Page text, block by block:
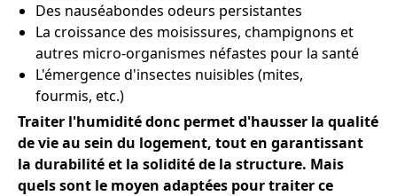
Des nauséabondes odeurs persistantes
La croissance des moisissures, champignons et
autres micro-organismes néfastes pour la santé
L'émergence d'insectes nuisibles (mites,
fourmis, etc.)
Traiter l'humidité donc permet d'hausser la qualité
de vie au sein du logement, tout en garantissant
la durabilité et la solidité de la structure. Mais
quels sont le moyen adaptées pour traiter ce